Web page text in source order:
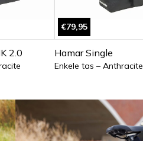
2.0
€79,95
Hamar Single
Enkele tas – Anthracite